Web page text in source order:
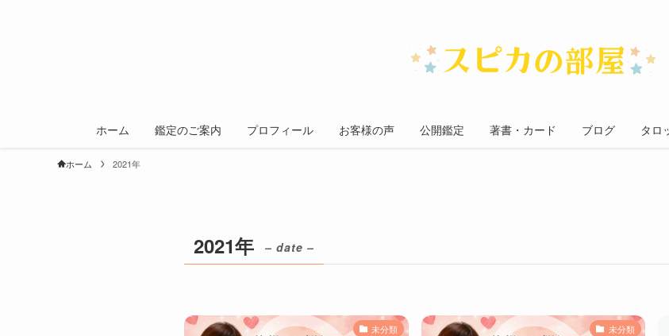
ホーム 鑑定のご案内 プロフィール お客様の声 公開鑑定 著書・カード ブログ タロ
ホーム 2021年
2021年 – date –
未分類 未分類